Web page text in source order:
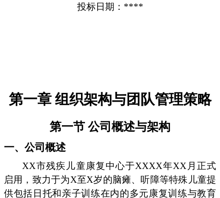
投标日期：****
第一章 组织架构与团队管理策略
第一节 公司概述与架构
一、公司概述
XX市残疾儿童康复中心于XXXX年XX月正式
启用，致力于为X至X岁的脑瘫、听障等特殊儿童提
供包括日托和亲子训练在内的多元康复训练与教育